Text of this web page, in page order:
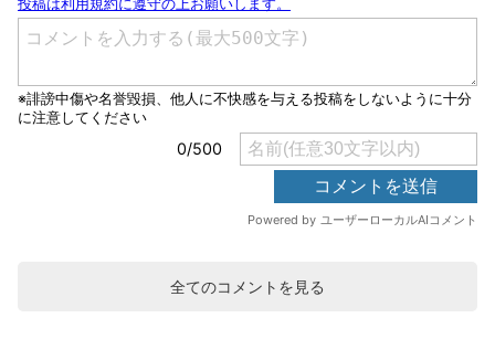
全てのコメントを見る